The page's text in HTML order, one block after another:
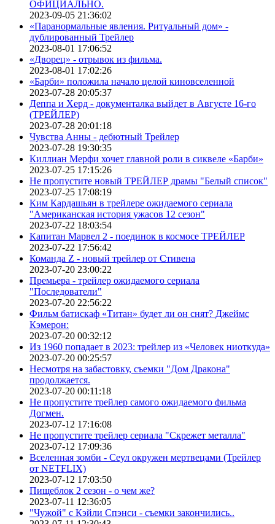
ОФИЦИАЛЬНО.
2023-09-05 21:36:02
«Паранормальные явления. Ритуальный дом» -
дублированный Трейлер
2023-08-01 17:06:52
«Дворец» - отрывок из фильма.
2023-08-01 17:02:26
«Барби» положила начало целой киновселенной
2023-07-28 20:05:37
Деппа и Херд - документалка выйдет в Августе 16-го
(ТРЕЙЛЕР)
2023-07-28 20:01:18
Чувства Анны - дебютный Трейлер
2023-07-28 19:30:35
Киллиан Мерфи хочет главной роли в сиквеле «Барби»
2023-07-25 17:15:26
Не пропустите новый ТРЕЙЛЕР драмы "Белый список"
2023-07-25 17:08:19
Ким Кардашьян в трейлере ожидаемого сериала
"Американская история ужасов 12 сезон"
2023-07-22 18:03:54
Капитан Марвел 2 - поединок в космосе ТРЕЙЛЕР
2023-07-22 17:56:42
Команда Z - новый трейлер от Стивена
2023-07-20 23:00:22
Премьера - трейлер ожидаемого сериала
"Последователи"
2023-07-20 22:56:22
Фильм батискаф «Титан» будет ли он снят? Джеймс
Кэмерон:
2023-07-20 00:32:12
Из 1960 попадает в 2023: трейлер из «Человек ниоткуда»
2023-07-20 00:25:57
Несмотря на забастовку, съемки "Дом Дракона"
продолжается.
2023-07-20 00:11:18
Не пропустите трейлер самого ожидаемого фильма
Догмен.
2023-07-12 17:16:08
Не пропустите трейлер сериала "Скрежет металла"
2023-07-12 17:09:36
Вселенная зомби - Сеул окружен мертвецами (Трейлер
от NETFLIX)
2023-07-12 17:03:50
Пищеблок 2 сезон - о чем же?
2023-07-11 12:36:05
"Чужой" с Кэйли Спэнси - съемки закончились..